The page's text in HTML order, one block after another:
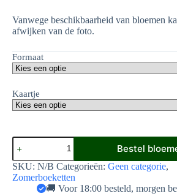
Vanwege beschikbaarheid van bloemen
afwijken van de foto.
Formaat
Kaartje
Rood
Roze
Zomerboeket.
aantal
Bestel
SKU: N/B Categorieën: Geen categorie,
Zomerboeketten
🚚 Voor 18:00 besteld, morgen